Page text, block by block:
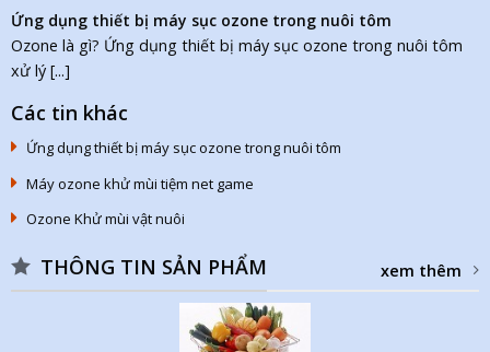
Ứng dụng thiết bị máy sục ozone trong nuôi tôm
Ozone là gì? Ứng dụng thiết bị máy sục ozone trong nuôi tôm
xử lý [...]
Các tin khác
Ứng dụng thiết bị máy sục ozone trong nuôi tôm
Máy ozone khử mùi tiệm net game
Ozone Khử mùi vật nuôi
THÔNG TIN SẢN PHẨM xem thêm